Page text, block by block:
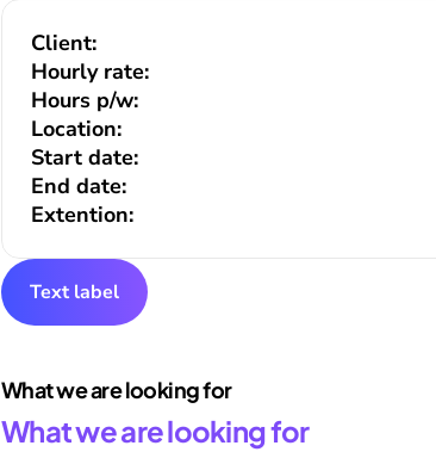
Start date:
End date:
Extention:
Client:
Hourly rate:
Hours p/w:
Location:
Text label
What we are looking for
What we are looking for